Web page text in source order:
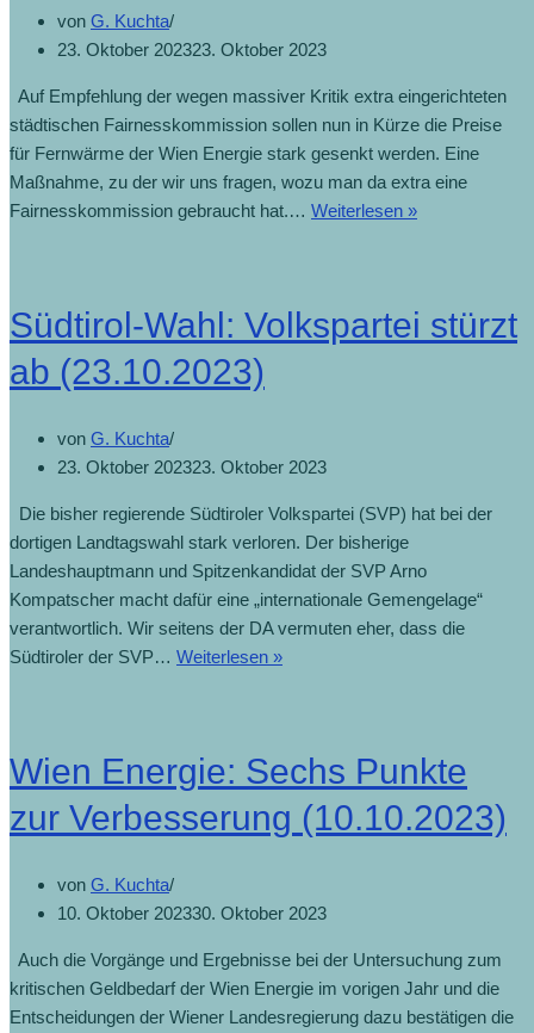
von G. Kuchta
23. Oktober 202323. Oktober 2023
Auf Empfehlung der wegen massiver Kritik extra eingerichteten
städtischen Fairnesskommission sollen nun in Kürze die Preise
für Fernwärme der Wien Energie stark gesenkt werden. Eine
Maßnahme, zu der wir uns fragen, wozu man da extra eine
Fairnesskommission gebraucht hat.… Weiterlesen »
Südtirol-Wahl: Volkspartei stürzt
ab (23.10.2023)
von G. Kuchta
23. Oktober 202323. Oktober 2023
Die bisher regierende Südtiroler Volkspartei (SVP) hat bei der
dortigen Landtagswahl stark verloren. Der bisherige
Landeshauptmann und Spitzenkandidat der SVP Arno
Kompatscher macht dafür eine „internationale Gemengelage“
verantwortlich. Wir seitens der DA vermuten eher, dass die
Südtiroler der SVP… Weiterlesen »
Wien Energie: Sechs Punkte
zur Verbesserung (10.10.2023)
von G. Kuchta
10. Oktober 202330. Oktober 2023
Auch die Vorgänge und Ergebnisse bei der Untersuchung zum
kritischen Geldbedarf der Wien Energie im vorigen Jahr und die
Entscheidungen der Wiener Landesregierung dazu bestätigen die